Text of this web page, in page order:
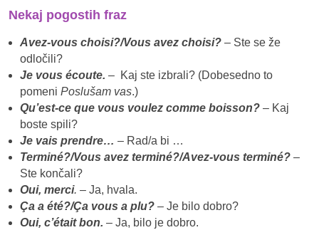
Nekaj pogostih fraz
Avez-vous choisi?/Vous avez choisi?– Ste se že
odločili?
Je vous écoute. – Kaj ste izbrali? (Dobesedno to
pomeni Poslušam vas.)
Qu’est-ce que vous voulez comme boisson? – Kaj
boste spili?
Je vais prendre… – Rad/a bi …
Terminé?/Vous avez terminé?/Avez-vous terminé?–
Ste končali?
Oui, merci. – Ja, hvala.
Ça a été?/Ça vous a plu?– Je bilo dobro?
Oui, c’était bon. – Ja, bilo je dobro.